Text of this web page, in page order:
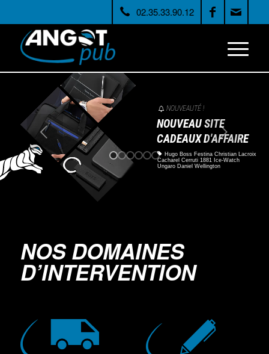
Hugo Boss Festina Christian Lacroix
Cacharel Cerruti 1881 Ice-Watch
Ungaro Daniel Wellington
NOUVEAU SITE
CADEAUX D'AFFAIRE
NOUVEAUTÉ !
NOS DOMAINES
D’INTERVENTION